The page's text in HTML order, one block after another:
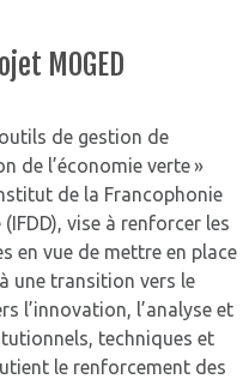
MOGED
de gestion de
de l’économie verte »
de la Francophonie
vise à renforcer les
en vue de mettre en place
une transition vers le
l’innovation, l’analyse et
techniques et
le renforcement des